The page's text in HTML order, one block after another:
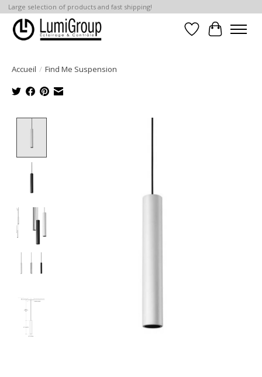
Large selection of products and fast shipping!
Liste dePanier
Accueil / Find Me Suspension